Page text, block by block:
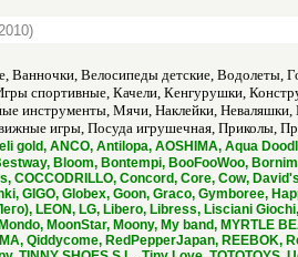
Ванночки, Велосипеды детские,
спортивные, Качели, Кенгурушки,
инструменты, Мячи, Наклейки,
игры, Посуда игрушечная, Приколы,
gold, ANCO, Antilopa, AOSHIMA, Aqua
Bloom, Bontempi, BooFooWoo,
COCCODRILLO, Concord, Core, Cow,
GIGO, Globex, Goon, Graco, Gymboree,
LEON, LG, Libero, Libress, Lisciani
MoonStar, Moony, My band, MYRTLE
Qiddycome, RedPepperJapan, REEBOK,